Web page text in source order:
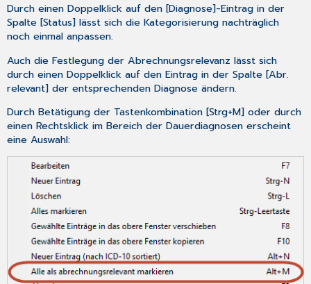
in
Ihrem
System
5
Anhang
5.1
Hilfreiche
Präparate-
Informationen
CGM TURBOMED
Punkt
für
Punkt
Update-
Checkliste
Update-
Checkliste
Durch einen Doppelklick auf den [Diagnose]-Eintrag in der
Spalte [Status] lässt sich die Kategorisierung nachträglich
noch einmal anpassen.
Auch die Festlegung der Abrechnungsrelevanz lässt sich
durch einen Doppelklick auf den Eintrag in der Spalte [Abr.
relevant] der entsprechenden Diagnose ändern.
Durch Betätigung der Tastenkombination [Strg+M] oder durch
einen Rechtsklick im Bereich der Dauerdiagnosen erscheint
eine Auswahl: